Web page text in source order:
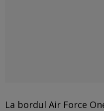
La bordul Air Force